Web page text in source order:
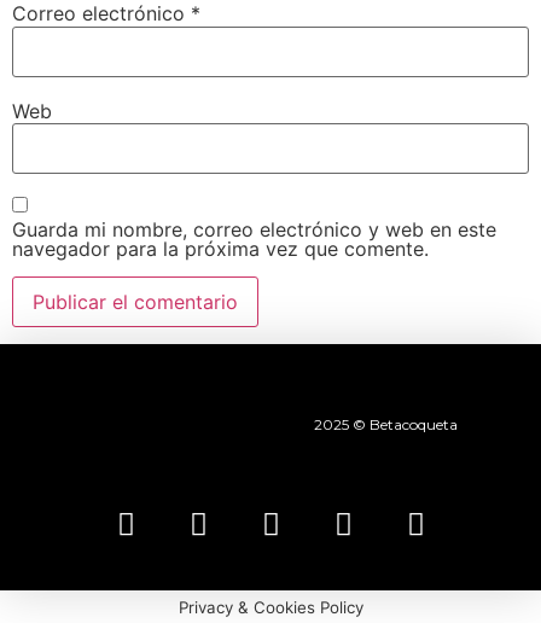
Correo electrónico *
Web
Guarda mi nombre, correo electrónico y web en este
navegador para la próxima vez que comente.
2025 © Betacoqueta
Privacy & Cookies Policy